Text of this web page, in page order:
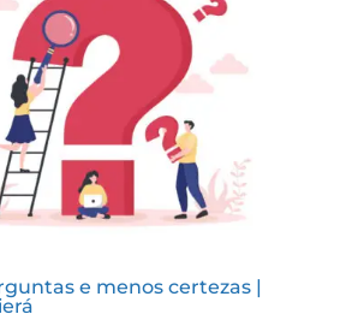
e menos certezas |